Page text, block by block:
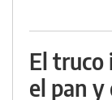
El truco
el pan y